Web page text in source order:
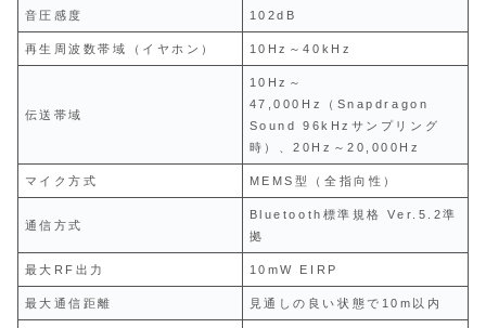
音圧感度 102dB
再生周波数帯域（イヤホン） 10Hz～40kHz
伝送帯域
10Hz～
47,000Hz（Snapdragon
Sound 96kHzサンプリング
時）、20Hz～20,000Hz
マイク方式 MEMS型（全指向性）
通信方式
Bluetooth標準規格 Ver.5.2準
拠
最大RF出力 10mW EIRP
最大通信距離 見通しの良い状態で10m以内